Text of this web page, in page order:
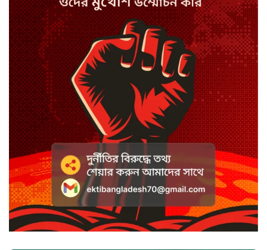
যুক্তরাজ্যে সামাজিকমাধ্যমের কারফিউ
মানছে না কিশোররা
কটাক্ষ আর বিদ্রূপে জমে উঠেছে
ভ্যান্সের রাজনীতি
সৌদি আরবে হুতি হামলায় শিশুসহ
আহত ১১